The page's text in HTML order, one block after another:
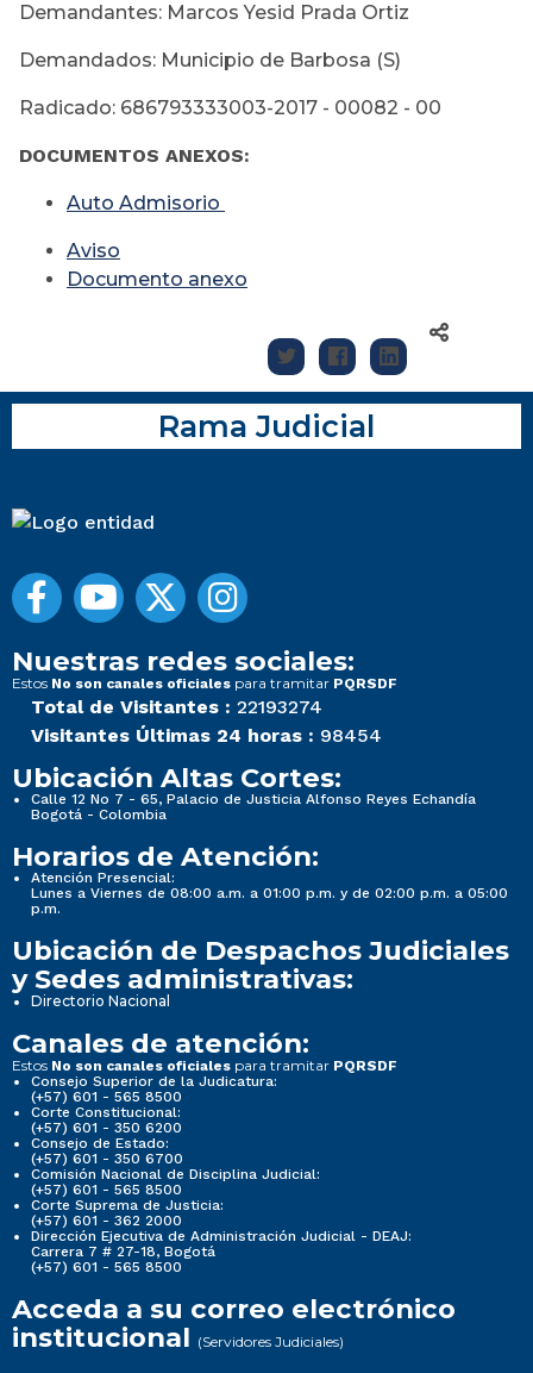
Demandantes: Marcos Yesid Prada Ortiz
Demandados: Municipio de Barbosa (S)
Radicado: 686793333003-2017 - 00082 - 00
DOCUMENTOS ANEXOS:
Auto Admisorio
Aviso
Documento anexo
Rama Judicial
Nuestras redes sociales:
Estos No son canales oficiales para tramitar PQRSDF
Total de Visitantes : 22193274
Visitantes Últimas 24 horas : 98454
Ubicación Altas Cortes:
Calle 12 No 7 - 65, Palacio de Justicia Alfonso Reyes Echandía
Bogotá - Colombia
Horarios de Atención:
Atención Presencial:
Lunes a Viernes de 08:00 a.m. a 01:00 p.m. y de 02:00 p.m. a 05:00
p.m.
Ubicación de Despachos Judiciales
y Sedes administrativas:
Directorio Nacional
Canales de atención:
Estos No son canales oficiales para tramitar PQRSDF
Consejo Superior de la Judicatura:
(+57) 601 - 565 8500
Corte Constitucional:
(+57) 601 - 350 6200
Consejo de Estado:
(+57) 601 - 350 6700
Comisión Nacional de Disciplina Judicial:
(+57) 601 - 565 8500
Corte Suprema de Justicia:
(+57) 601 - 362 2000
Dirección Ejecutiva de Administración Judicial - DEAJ:
Carrera 7 # 27-18, Bogotá
(+57) 601 - 565 8500
Acceda a su correo electrónico
institucional (Servidores Judiciales)